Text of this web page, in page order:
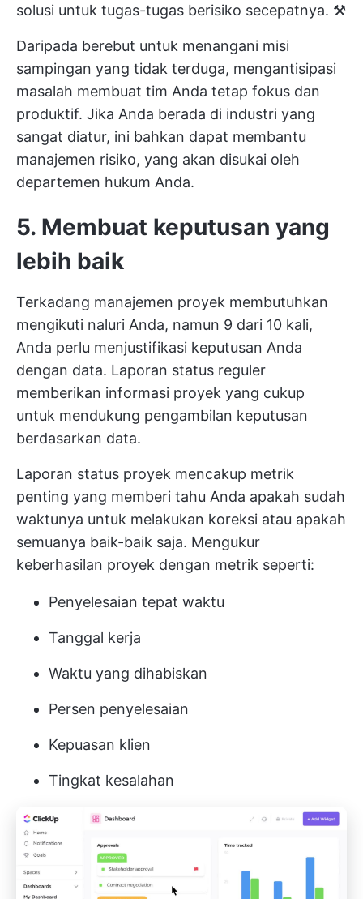
solusi untuk tugas-tugas berisiko secepatnya. ⚒️
Daripada berebut untuk menangani misi
sampingan yang tidak terduga, mengantisipasi
masalah membuat tim Anda tetap fokus dan
produktif. Jika Anda berada di industri yang
sangat diatur, ini bahkan dapat membantu
manajemen risiko, yang akan disukai oleh
departemen hukum Anda.
5. Membuat keputusan yang
lebih baik
Terkadang manajemen proyek membutuhkan
mengikuti naluri Anda, namun 9 dari 10 kali,
Anda perlu menjustifikasi keputusan Anda
dengan data. Laporan status reguler
memberikan informasi proyek yang cukup
untuk mendukung pengambilan keputusan
berdasarkan data.
Laporan status proyek mencakup metrik
penting yang memberi tahu Anda apakah sudah
waktunya untuk melakukan koreksi atau apakah
semuanya baik-baik saja. Mengukur
keberhasilan proyek dengan metrik seperti:
Penyelesaian tepat waktu
Tanggal kerja
Waktu yang dihabiskan
Persen penyelesaian
Kepuasan klien
Tingkat kesalahan